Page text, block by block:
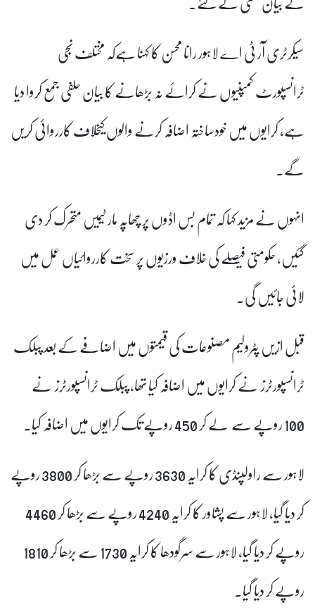
سیکرٹری آر ٹی اے لاہور رانا محسن کا کہنا ہےکہ مختلف نجی
ٹرانسپورٹ کمپنیوں نے کرائے نہ بڑھانے کا بیان حلفی جمع کروا دیا
ہے، کرایوں میں خودساختہ اضافہ کرنے والوں کیخلاف کارروائی کریں
گے۔
انہوں نے مزید کہا کہ تمام بس اڈوں پر چھاپہ مار ٹیمیں متحرک کر دی
گئیں، حکومتی فیصلے کی خلاف ورزیوں پر سخت کارروائیاں عمل میں
لائی جائیں گی۔
قبل ازیں پٹرولیم مصنوعات کی قیمتوں میں اضافے کے بعد پبلک
ٹرانسپورٹرز نے کرایوں میں اضافہ کیا تھا، پبلک ٹرانسپورٹرز نے
100 روپے سے لے کر 450 روپے تک کرایوں میں اضافہ کیا۔
لاہور سے راولپنڈی کا کرایہ 3630 روپے سے بڑھا کر 3800 روپے
کر دیا گیا، لاہور سے پشاور کا کرایہ 4240 روپے سے بڑھا کر 4460
روپے کر دیا گیا، لاہور سے سرگودھا کا کرایہ 1730 سے بڑھا کر 1810
روپے کر دیا گیا۔